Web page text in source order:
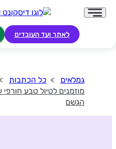
לאתר ועד העובדים
גמלאים כל הכתבות
מוזמנים לטיול טבע
הגשם